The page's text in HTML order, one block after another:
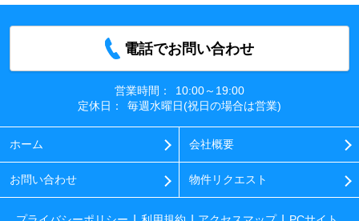
電話でお問い合わせ
営業時間：
10:00～19:00
定休日：
毎週水曜日(祝日の場合は営業)
ホーム 会社概要
お問い合わせ 物件リクエスト